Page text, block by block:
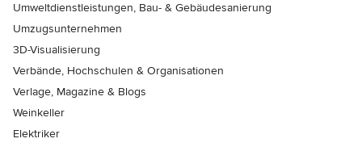
Umweltdienstleistungen, Bau- & Gebäudesanierung
Umzugsunternehmen
3D-Visualisierung
Verbände, Hochschulen & Organisationen
Verlage, Magazine & Blogs
Weinkeller
Elektriker